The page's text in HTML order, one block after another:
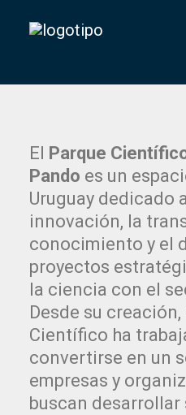
ENGLISH
El Parque
Pando es un
Uruguay dedicado
innovación, la
conocimiento y el
proyectos
la ciencia con el
Desde su
Científico ha
convertirse en un
empresas y
buscan